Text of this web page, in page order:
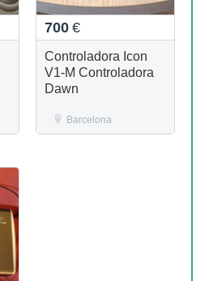
700 €
Controladora Icon
V1-M Controladora
Dawn
Barcelona